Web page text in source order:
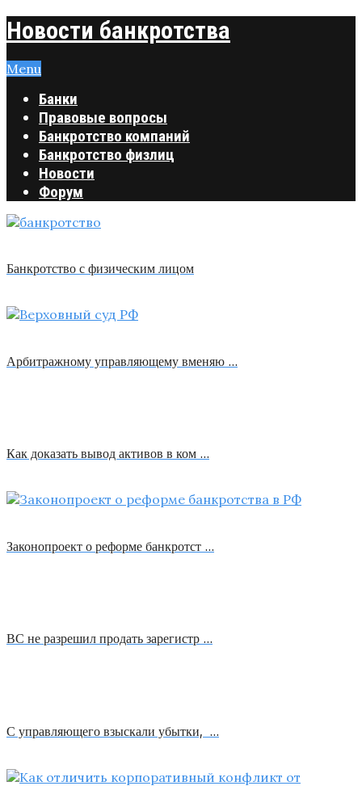
Новости банкротства
Menu
Банки
Правовые вопросы
Банкротство компаний
Банкротство физлиц
Новости
Форум
Банкротство с физическим лицом
Арбитражному управляющему вменяю …
Как доказать вывод активов в ком …
Законопроект о реформе банкротст …
ВС не разрешил продать зарегистр …
С управляющего взыскали убытки, …